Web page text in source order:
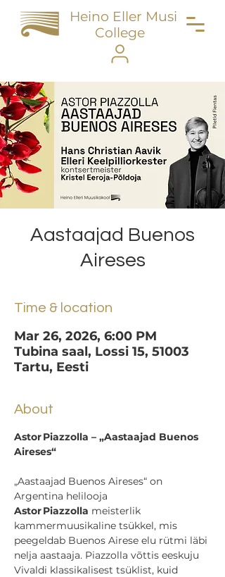
Heino Eller Music
College
Aastaajad Buenos
Aireses
Time & location
Mar 26, 2026, 6:00 PM
Tubina saal, Lossi 15, 51003
Tartu, Eesti
About
Astor Piazzolla – „Aastaajad Buenos
Aireses“
„Aastaajad Buenos Aireses“ on
Argentina helilooja
Astor Piazzolla meisterlik
kammermuusikaline tsükkel, mis
peegeldab Buenos Airese elu rütmi läbi
nelja aastaaja. Piazzolla võttis eeskuju
Vivaldi klassikalisest tsüklist, kuid